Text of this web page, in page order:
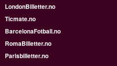
LondonBilletter.no
Ticmate.no
BarcelonaFotball.no
RomaBilletter.no
Parisbilletter.no